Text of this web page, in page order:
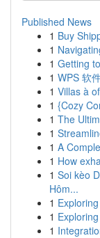
Published News
1 Buy
1
1 Getting
1 WPS 软
1 Villas à
1 {Cozy
1 The
1
1 A
1 How
1 Soi kèo
Hôm...
1
1
1